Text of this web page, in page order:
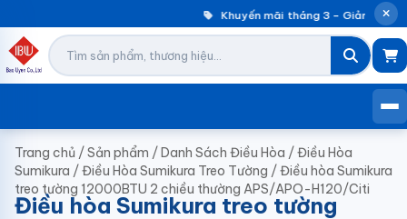
Khuyến mãi tháng 3 – Giảm đến
Trang chủ /Sản phẩm /Danh Sách Điều Hòa /Điều Hòa
Sumikura /Điều Hòa Sumikura Treo Tường /Điều hòa Sumikura
treo tường 12000BTU 2 chiều thường APS/APO-H120/Citi
Điều hòa Sumikura treo tường